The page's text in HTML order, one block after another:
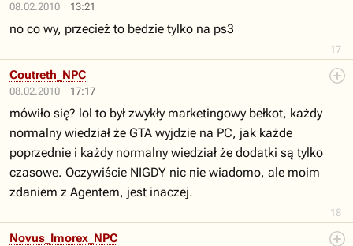
08.02.2010 13:21
17
no co wy, przecież to bedzie tylko na ps3
08.02.2010 17:17
18
Coutreth_NPC
mówiło się? lol to był zwykły marketingowy bełkot, każdy
normalny wiedział że GTA wyjdzie na PC, jak każde
poprzednie i każdy normalny wiedział że dodatki są tylko
czasowe. Oczywiście NIGDY nic nie wiadomo, ale moim
zdaniem z Agentem, jest inaczej.
Novus_Imorex_NPC